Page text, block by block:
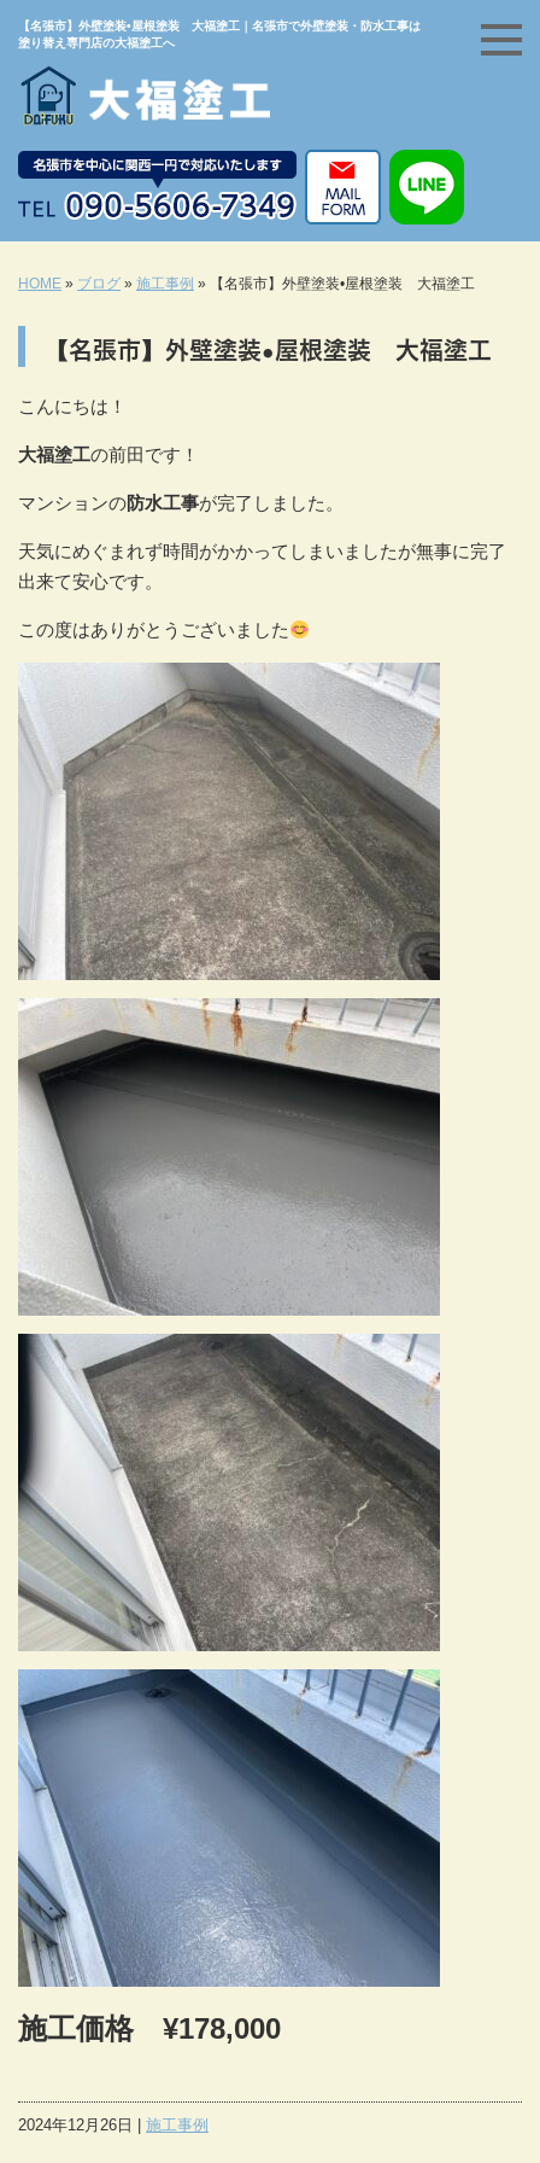
【名張市】外壁塗装•屋根塗装 大福塗工｜名張市で外壁塗装・防水工事は
塗り替え専門店の大福塗工へ
HOME » ブログ » 施工事例 » 【名張市】外壁塗装•屋根塗装 大福塗工
【名張市】外壁塗装•屋根塗装 大福塗工
こんにちは！
大福塗工の前田です！
マンションの防水工事が完了しました。
天気にめぐまれず時間がかかってしまいましたが無事に完了
出来て安心です。
この度はありがとうございました
施工価格 ¥178,000
2024年12月26日 | 施工事例